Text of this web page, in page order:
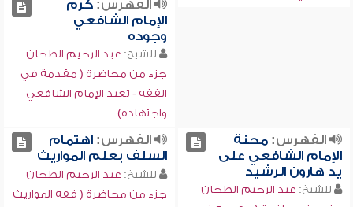
الفهرس:كرم
الإمام الشافعي
وجوده
للشيخ: عبد الرحيم الطحان
جزء من محاضرة ( مقدمة في
الفقه - تعبد الإمام الشافعي
واجتهاده)
الفهرس:محنة
الإمام الشافعي على
يد هارون الرشيد
للشيخ: عبد الرحيم الطحان
الفهرس:اهتمام
السلف بعلم المواريث
للشيخ: عبد الرحيم الطحان
جزء من محاضرة ( فقه المواريث